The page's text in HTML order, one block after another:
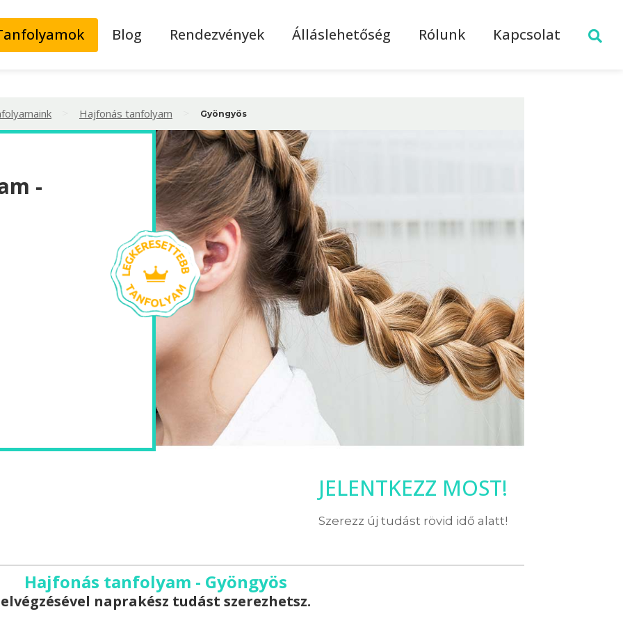
Blog Rendezvények Álláslehetőség Rólunk Kapcsolat
Hajfonás tanfolyam Gyöngyös
-
JELENTKEZZ MOST!
Szerezz új tudást rövid idő alatt!
Hajfonás tanfolyam - Gyöngyös
elvégzésével naprakész tudást szerezhetsz.